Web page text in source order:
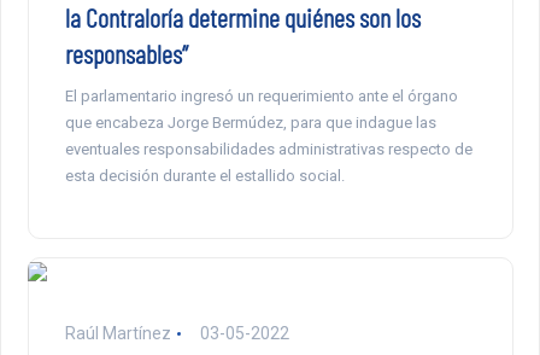
la Contraloría determine quiénes son los
responsables”
El parlamentario ingresó un requerimiento ante el órgano
que encabeza Jorge Bermúdez, para que indague las
eventuales responsabilidades administrativas respecto de
esta decisión durante el estallido social.
Raúl Martínez 03-05-2022